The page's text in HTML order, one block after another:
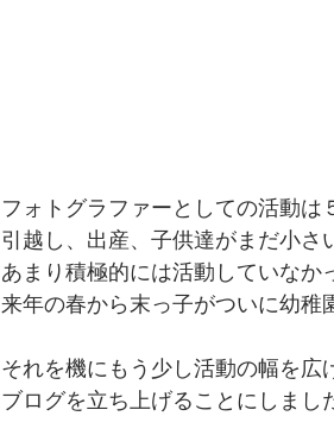
フォトグラファーとしての活動
引越し、出産、子供達がまだ小さ
あまり積極的には活動していなか
来年の春から末っ子がついに幼稚
それを機にもう少し活動の幅を広
ブログを立ち上げることにしまし